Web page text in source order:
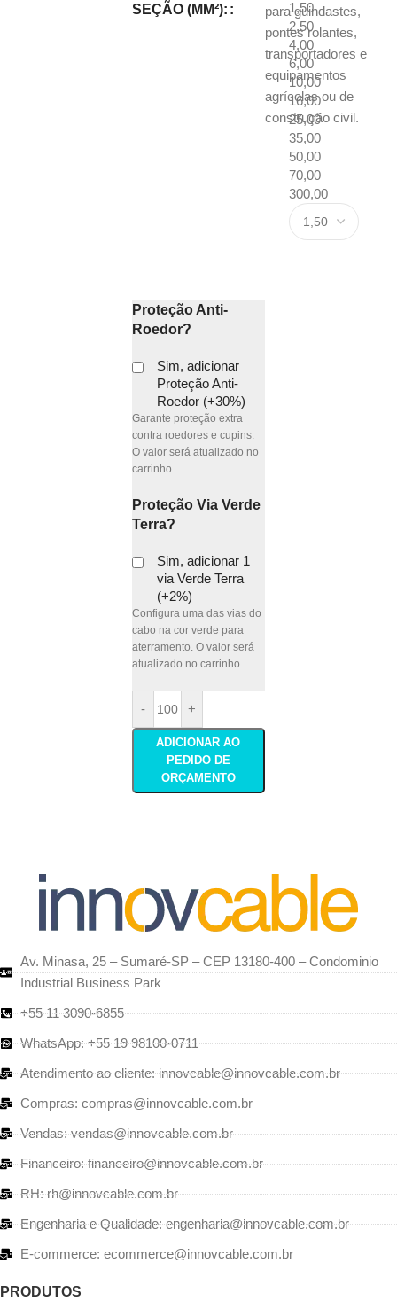
SEÇÃO (MM²):
1,50
2,50
4,00
6,00
10,00
16,00
25,00
35,00
50,00
70,00
300,00
Proteção Anti-
Roedor?
Sim, adicionar
Proteção Anti-
Roedor (+30%)
Garante proteção extra
contra roedores e cupins.
O valor será atualizado no
carrinho.
Proteção Via Verde
Terra?
Sim, adicionar 1
via Verde Terra
(+2%)
Configura uma das vias do
cabo na cor verde para
aterramento. O valor será
atualizado no carrinho.
- +
ADICIONAR AO
PEDIDO DE
ORÇAMENTO
para guindastes,
pontes rolantes,
transportadores e
equipamentos
agrícolas ou de
construção civil.
Av. Minasa, 25 – Sumaré-SP – CEP 13180-400 – Condominio
Industrial Business Park
+55 11 3090-6855
WhatsApp: +55 19 98100-0711
Atendimento ao cliente: innovcable@innovcable.com.br
Compras: compras@innovcable.com.br
Vendas: vendas@innovcable.com.br
Financeiro: financeiro@innovcable.com.br
RH: rh@innovcable.com.br
Engenharia e Qualidade: engenharia@innovcable.com.br
E-commerce: ecommerce@innovcable.com.br
PRODUTOS